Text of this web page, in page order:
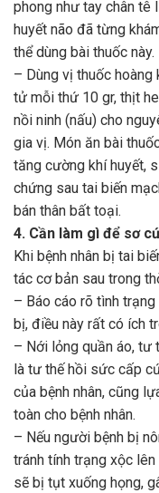
phong như tay chân tê
huyết não đã từng
thể dùng bài thuốc này.
– Dùng vị thuốc
tử mỗi thứ 10 gr, thịt
nồi ninh (nấu) cho
gia vị. Món ăn bài
tăng cường khí huyết,
chứng sau tai biến
bán thân bất toại.
4. Cần làm gì để sơ
Khi bệnh nhân bị tai
tác cơ bản sau trong
– Báo cáo rõ tình
bị, điều này rất có ích
– Nới lỏng quần áo, tư
là tư thế hồi sức cấp
của bệnh nhân, cũng
toàn cho bệnh nhân.
– Nếu người bệnh bị
tránh tính trạng xộc
sẽ bị tụt xuống họng,